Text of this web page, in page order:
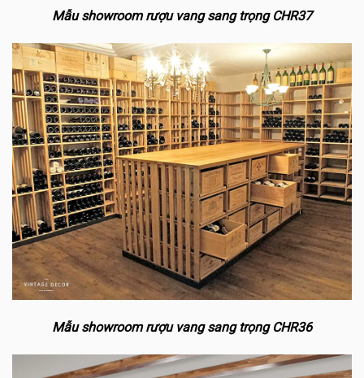
Mẫu showroom rượu vang sang trọng CHR37
Mẫu showroom rượu vang sang trọng CHR36